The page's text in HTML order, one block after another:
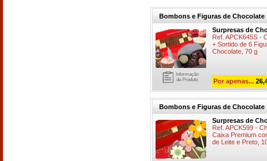
Bombons e Figuras de Chocolate
Informação
de Produto
Surpresas de
Ref. APCK645S -
+ Sortido de 6
Chocolate, 70 g
Por apenas...
Bombons e Figuras de Chocolate
Surpresas de
Ref. APCK599 -
Caixa Premium
de Leite e Preto,